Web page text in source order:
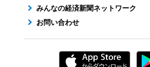
みんなの経済新聞ネットワーク
お問い合わせ